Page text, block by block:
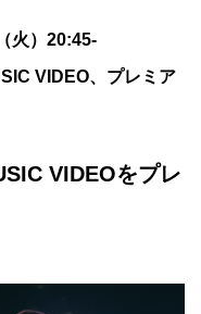
火）20:45-
VIDEO、プレミア
VIDEOをプレ